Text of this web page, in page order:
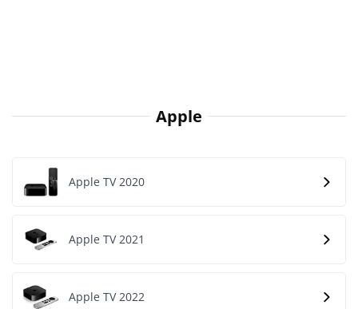
Apple
Apple TV 2020
Apple TV 2021
Apple TV 2022